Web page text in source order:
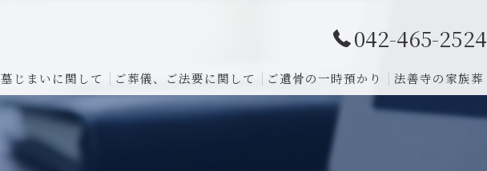
042-465-2524
墓じまいに関して ご葬儀、ご法要に関して ご遺骨の一時預かり 法善寺の家族葬